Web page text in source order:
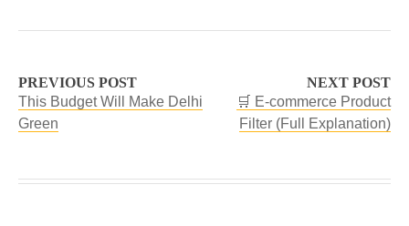
PREVIOUS POST
This Budget Will Make Delhi
Green
NEXT POST
🛒 E-commerce Product
Filter (Full Explanation)